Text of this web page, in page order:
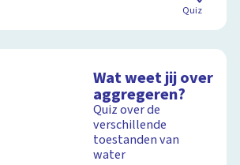
Quiz
Wat weet jij over
aggregeren?
Quiz over de
verschillende
toestanden van
water